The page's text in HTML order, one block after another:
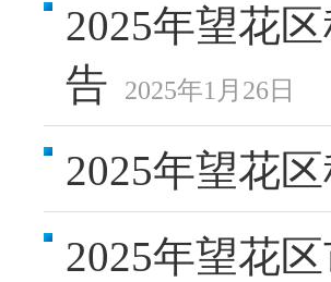
2025年望花
告
2025年1月26日
2025年望花
2025年望花